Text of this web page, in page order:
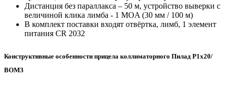
Дистанция без параллакса – 50 м, устройство выверки с
величиной клика лимба - 1 MOA (30 мм / 100 м)
В комплект поставки входят отвёртка, лимб, 1 элемент
питания CR 2032
Конструктивные особенности прицела коллиматорного Пилад Р1х20/
ВОМЗ